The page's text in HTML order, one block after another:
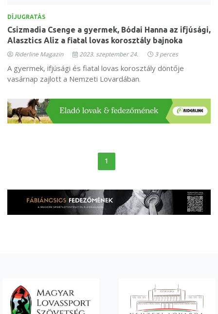
DÍJUGRATÁS
Csizmadia Csenge a gyermek, Bódai Hanna az ifjúsági,
Alasztics Aliz a fiatal lovas korosztály bajnoka
Riderline Magazin 2023. szeptember 24. 3 perces
A gyermek, ifjúsági és fiatal lovas korosztály döntője
vasárnap zajlott a Nemzeti Lovardában.
1